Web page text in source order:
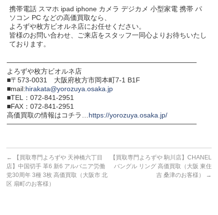
携帯電話 スマホ ipad iphone カメラ デジカメ 小型家電 携帯 パ
ソコン PC などの高価買取なら、
よろずや枚方ビオルネ店にお任せください。
皆様のお問い合わせ、ご来店をスタッフ一同心よりお待ちいたし
ております。
───────────────────────────────────────
よろずや枚方ビオルネ店
■〒573-0031 大阪府枚方市岡本町7-1 B1F
■mail:hirakata@yorozuya.osaka.jp
■TEL：072-841-2951
■FAX：072-841-2951
高価買取の情報はコチラ…https://yorozuya.osaka.jp/
───────────────────────────────────────
←
【買取専門よろずや 天神橋六丁目
店】中国切手 革6 新6 アルバニア労働
党30周年 3種 3枚 高価買取（大阪市 北
区 扇町のお客様）
【買取専門よろずや 駒川店】CHANEL
バングル リング 高価買取（大阪 東住
吉 桑津のお客様）
→